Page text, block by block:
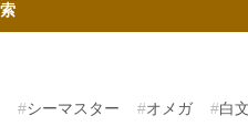
シーマスター オメガ 白